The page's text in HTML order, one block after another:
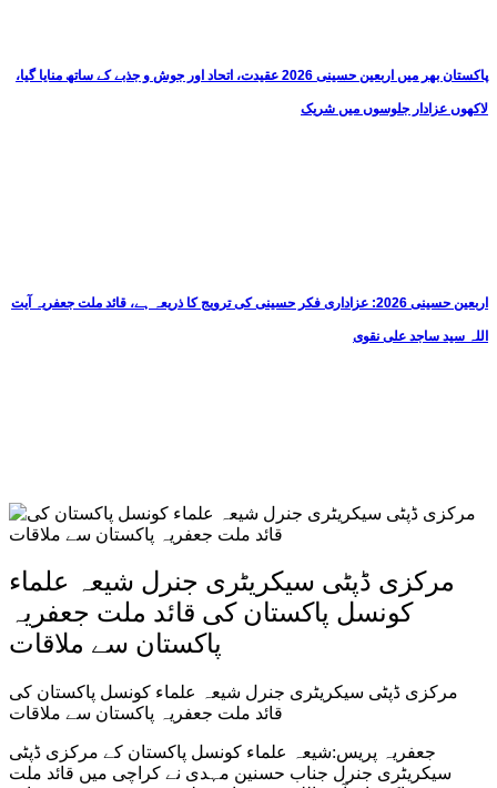
پاکستان بھر میں اربعین حسینی 2026 عقیدت، اتحاد اور جوش و جذبے کے ساتھ منایا گیا،
لاکھوں عزادار جلوسوں میں شریک
اربعین حسینی 2026: عزاداری فکر حسینی کی ترویج کا ذریعہ ہے، قائد ملت جعفریہ آیت
اللہ سید ساجد علی نقوی
مرکزی ڈپٹی سیکریٹری جنرل شیعہ علماء
کونسل پاکستان کی قائد ملت جعفریہ
پاکستان سے ملاقات
مرکزی ڈپٹی سیکریٹری جنرل شیعہ علماء کونسل پاکستان کی
قائد ملت جعفریہ پاکستان سے ملاقات
جعفریہ پریس:شیعہ علماء کونسل پاکستان کے مرکزی ڈپٹی
سیکریٹری جنرل جناب حسنین مہدی نے کراچی میں قائد ملت